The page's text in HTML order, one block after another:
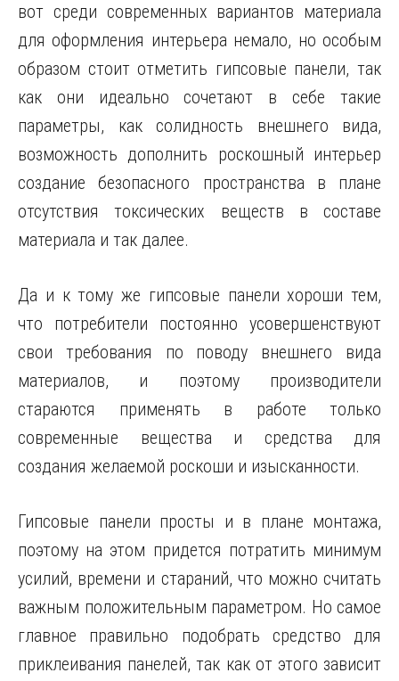
вот среди современных вариантов материала
для оформления интерьера немало, но особым
образом стоит отметить гипсовые панели, так
как они идеально сочетают в себе такие
параметры, как солидность внешнего вида,
возможность дополнить роскошный интерьер
создание безопасного пространства в плане
отсутствия токсических веществ в составе
материала и так далее.
Да и к тому же гипсовые панели хороши тем,
что потребители постоянно усовершенствуют
свои требования по поводу внешнего вида
материалов, и поэтому производители
стараются применять в работе только
современные вещества и средства для
создания желаемой роскоши и изысканности.
Гипсовые панели просты и в плане монтажа,
поэтому на этом придется потратить минимум
усилий, времени и стараний, что можно считать
важным положительным параметром. Но самое
главное правильно подобрать средство для
приклеивания панелей, так как от этого зависит